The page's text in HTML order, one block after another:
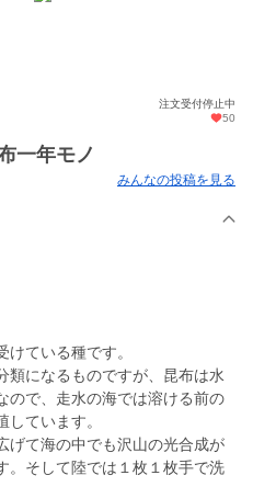
注文受付停止中
50
一年モノ
みんなの投稿を見る
ている種です。
類になるものですが、昆布は水
ので、走水の海では溶ける前の
ています。
げて海の中でも沢山の光合成が
。そして陸では１枚１枚手で洗